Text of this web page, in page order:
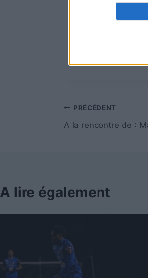
PRÉCÉDENT
A la rencontre de :
A lire également